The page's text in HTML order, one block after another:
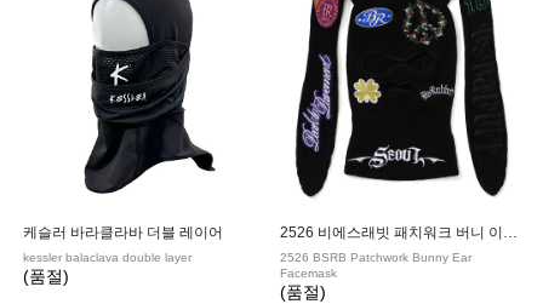
케슬러 바라클라바 더블 레이어
kessler balaclava double layer
(품절)
2526 비에스래빗 패치워크 버니 이어 페이스마스크 BLACK
2526 BSRB Patchwork Bunny Ear
Facemask
(품절)